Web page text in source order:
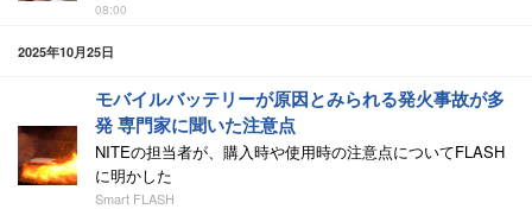
08:00
2025年10月25日
モバイルバッテリーが原因とみられる発火事故が多
発 専門家に聞いた注意点
NITEの担当者が、購入時や使用時の注意点についてFLASH
に明かした
Smart FLASH